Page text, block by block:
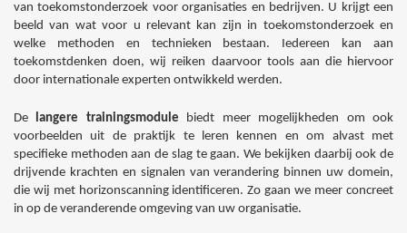
van toekomstonderzoek voor organisaties en bedrijven. U krijgt een
beeld van wat voor u relevant kan zijn in toekomstonderzoek en
welke methoden en technieken bestaan. Iedereen kan aan
toekomstdenken doen, wij reiken daarvoor tools aan die hiervoor
door internationale experten ontwikkeld werden.
De langere trainingsmodule biedt meer mogelijkheden om ook
voorbeelden uit de praktijk te leren kennen en om alvast met
specifieke methoden aan de slag te gaan. We bekijken daarbij ook de
drijvende krachten en signalen van verandering binnen uw domein,
die wij met horizonscanning identificeren. Zo gaan we meer concreet
in op de veranderende omgeving van uw organisatie.